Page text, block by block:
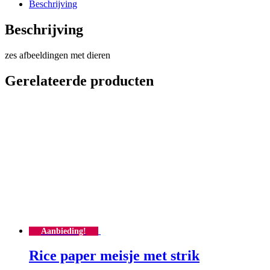
Beschrijving
Beschrijving
zes afbeeldingen met dieren
Gerelateerde producten
Aanbieding!
Rice paper meisje met strik